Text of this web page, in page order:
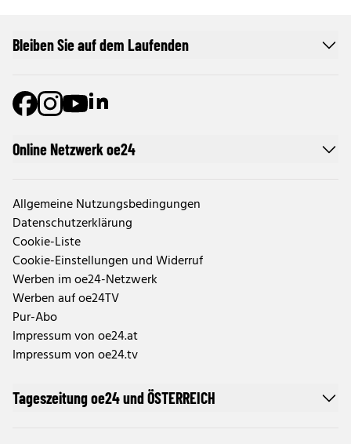
Online Netzwerk oe24
Allgemeine Nutzungsbedingungen
Datenschutzerklärung
Cookie-Liste
Cookie-Einstellungen und Widerruf
Werben im oe24-Netzwerk
Werben auf oe24TV
Pur-Abo
Impressum von oe24.at
Impressum von oe24.tv
Tageszeitung oe24 und ÖSTERREICH
Bleiben Sie auf dem Laufenden